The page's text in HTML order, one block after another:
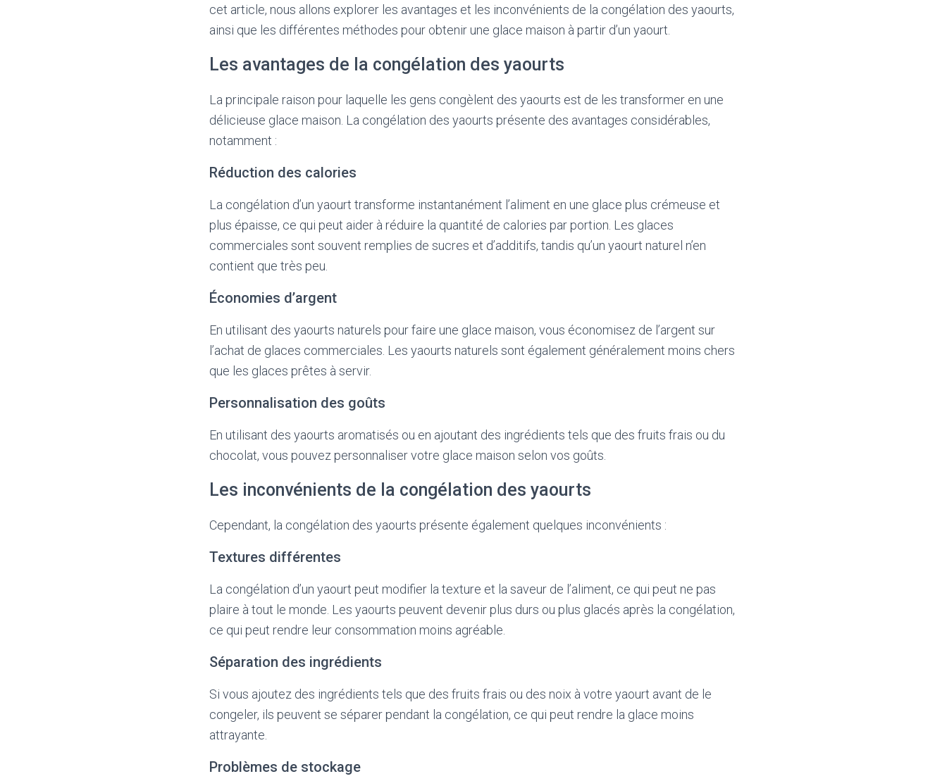
cet article, nous allons explorer les avantages et les inconvénients de la congélation des yaourts,
ainsi que les différentes méthodes pour obtenir une glace maison à partir d’un yaourt.
Les avantages de la congélation des yaourts
La principale raison pour laquelle les gens congèlent des yaourts est de les transformer en une
délicieuse glace maison. La congélation des yaourts présente des avantages considérables,
notamment :
Réduction des calories
La congélation d’un yaourt transforme instantanément l’aliment en une glace plus crémeuse et
plus épaisse, ce qui peut aider à réduire la quantité de calories par portion. Les glaces
commerciales sont souvent remplies de sucres et d’additifs, tandis qu’un yaourt naturel n’en
contient que très peu.
Économies d’argent
En utilisant des yaourts naturels pour faire une glace maison, vous économisez de l’argent sur
l’achat de glaces commerciales. Les yaourts naturels sont également généralement moins chers
que les glaces prêtes à servir.
Personnalisation des goûts
En utilisant des yaourts aromatisés ou en ajoutant des ingrédients tels que des fruits frais ou du
chocolat, vous pouvez personnaliser votre glace maison selon vos goûts.
Les inconvénients de la congélation des yaourts
Cependant, la congélation des yaourts présente également quelques inconvénients :
Textures différentes
La congélation d’un yaourt peut modifier la texture et la saveur de l’aliment, ce qui peut ne pas
plaire à tout le monde. Les yaourts peuvent devenir plus durs ou plus glacés après la congélation,
ce qui peut rendre leur consommation moins agréable.
Séparation des ingrédients
Si vous ajoutez des ingrédients tels que des fruits frais ou des noix à votre yaourt avant de le
congeler, ils peuvent se séparer pendant la congélation, ce qui peut rendre la glace moins
attrayante.
Problèmes de stockage